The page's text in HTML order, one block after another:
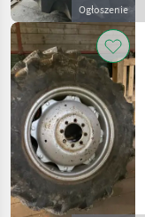
Ogłoszenie